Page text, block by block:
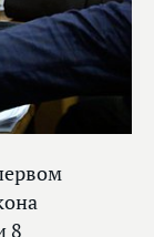
8